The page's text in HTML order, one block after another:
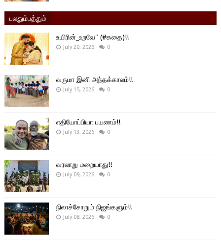
பலதும்பத்தும்
உயிரின்_உறவே" (#கதை)!!
July 20, 2026 0
வருமா இனி அந்தக்காலம்!!
July 15, 2026 0
எதியோப்பியா பயணம்!!
July 13, 2026 0
வரலாறு மறையாது!!
July 09, 2026 0
நிலாச்சோறும் நிஜங்களும்!!
July 08, 2026 0